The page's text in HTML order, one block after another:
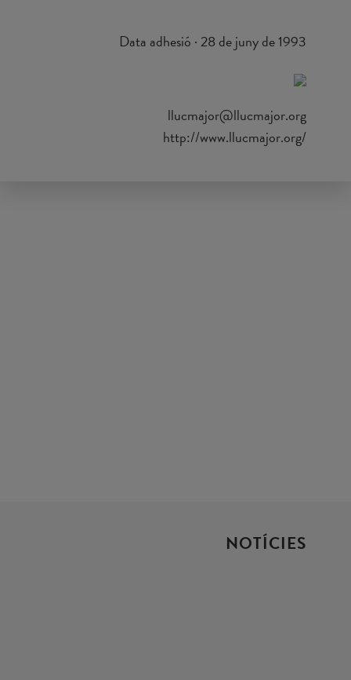
Data adhesió · 28 de juny de 1993
llucmajor@llucmajor.org
http://www.llucmajor.org/
NOTÍCIES